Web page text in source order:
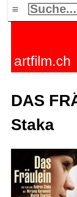
≡
artfilm.ch
DAS
Staka